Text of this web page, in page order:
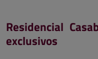
Residencial
exclusivos